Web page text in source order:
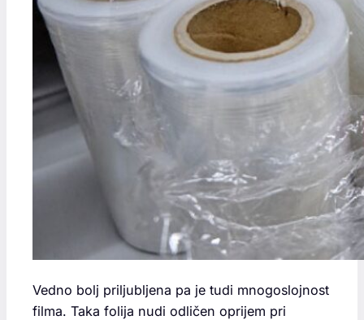
Vedno bolj priljubljena pa je tudi mnogoslojnost
filma. Taka folija nudi odličen oprijem pri